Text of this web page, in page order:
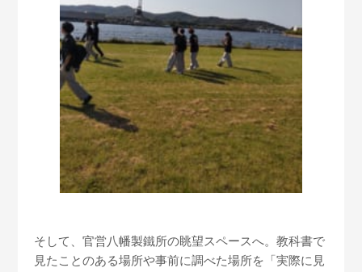
そして、官営八幡製鐵所の眺望スペースへ。教科書で
見たことのある場所や事前に調べた場所を「実際に見